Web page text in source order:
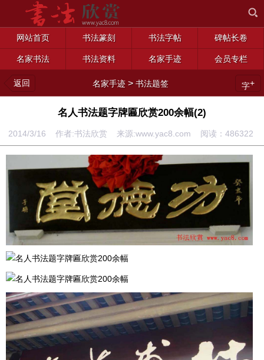
网站首页 书法篆刻 书法字帖 碑帖长卷
名家书法 书法资料 名家手迹 会员专栏
返回 名家手迹 >书法题签 字+
名人书法题字牌匾欣赏200余幅(2)
2014/3/16 作者:书法欣赏 来源:www.yac8.com 阅读： 486322